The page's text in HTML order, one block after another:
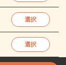
選択
選択